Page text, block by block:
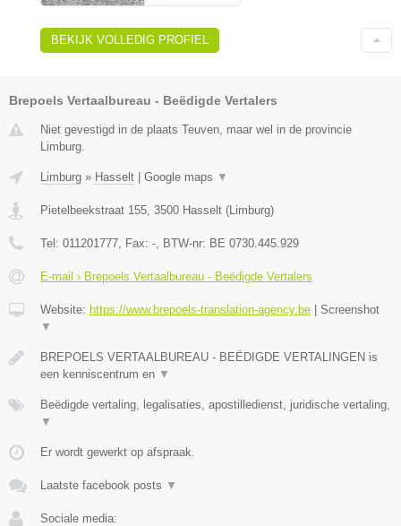
BEKIJK VOLLEDIG PROFIEL
Brepoels Vertaalbureau - Beëdigde Vertalers
Niet gevestigd in de plaats Teuven, maar wel in de provincie
Limburg.
Limburg » Hasselt Google maps ▼
Pietelbeekstraat 155 3500 Hasselt ( Limburg)
Tel: 011201777 , Fax: - , BTW-nr: BE 0730.445.929
E-mail › Brepoels Vertaalbureau - Beëdigde Vertalers
Website: https://www.brepoels-translation-agency.be
Screenshot
▼
BREPOELS VERTAALBUREAU - BEËDIGDE VERTALINGEN is
een kenniscentrum en ▼
Beëdigde vertaling, legalisaties, apostilledienst, juridische vertaling,
▼
Er wordt gewerkt op afspraak.
Laatste facebook posts ▼
Sociale media: